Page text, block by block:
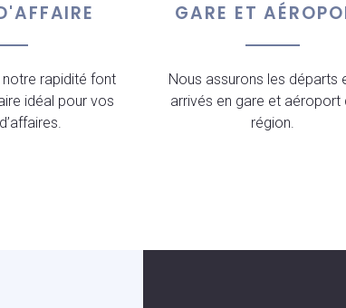
rapidité font
idéal pour vos
GARE ET
Nous assurons les départs
arrivés en gare et aéroport
région.